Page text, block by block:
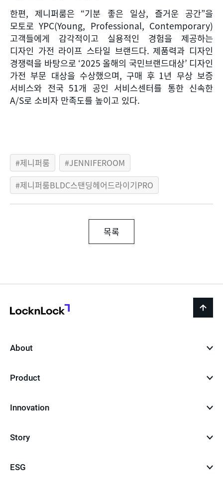
한편, 제니퍼룸은 “기분 좋은 일상, 즐거운 공간”을
모토로 YPC(Young, Professional, Contemporary)
고객들에게 감각적이고 실용적인 경험을 제공하는
디자인 가전 라이프 스타일 브랜드다. 제품력과 디자인
경쟁력을 바탕으로 ‘2025 올해의 국민브랜드대상’ 디자인
가전 부문 대상을 수상했으며, 구매 후 1년 무상 보증
서비스와 전국 51개 공인 서비스센터를 통한 신속한
A/S로 소비자 만족도를 높이고 있다.
제니퍼룸
JENNIFEROOM
제니퍼룸BLDC스탠딩헤어드라이기PRO
목록
back
About
Product
Innovation
Story
ESG